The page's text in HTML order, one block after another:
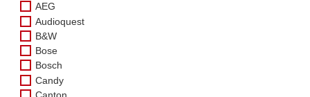
AEG
Audioquest
B&W
Bose
Bosch
Candy